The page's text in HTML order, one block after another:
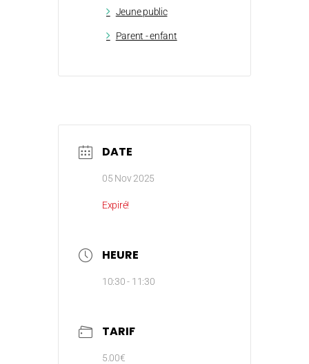
Jeune public
Parent - enfant
DATE
05 Nov 2025
Expiré!
HEURE
10:30 - 11:30
TARIF
5.00€